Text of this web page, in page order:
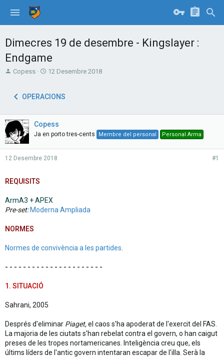
Dimecres 19 de desembre - Kingslayer :
Endgame
T
e
d
t
a
t
r
Copess
S
r
d
a
t
12 Desembre 2018
OPERACIONS
Copess
Ja en porto tres-cents Membre del personal Personal Arma
12 Desembre 2018 #1
REQUISITS
ArmA3 + APEX
Pre-set: Moderna Ampliada
NORMES
Normes de convivència a les partides
- - - - - - - - - - - - - - - - - - - - - -
1. SITUACIÓ
Sahrani, 2005
Després d'eliminar Piaget,el caos s'ha apoderat de l'exercit del FAS.
La majoria de les ciutats s'han rebelat contra el govern, o han caigut
preses de les tropes nortamericanes. Inteligència creu que, els
últims líders de l'antic govern intentaran escapar de l'illa. Serà la